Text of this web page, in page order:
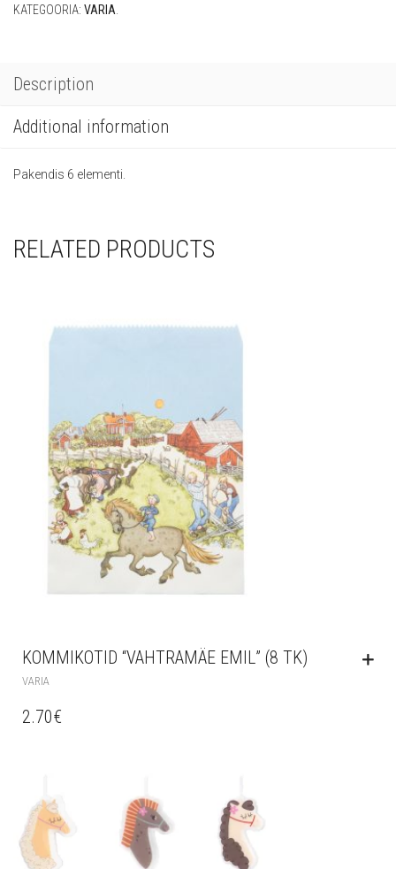
KATEGOORIA: VARIA
Description
Additional information
Pakendis 6 elementi.
RELATED PRODUCTS
KOMMIKOTID “VAHTRAMÄE EMIL” (8 TK)
VARIA
2.70€